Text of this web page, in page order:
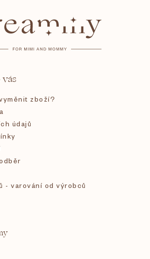
zboží?
údajů
- varování od výrobců